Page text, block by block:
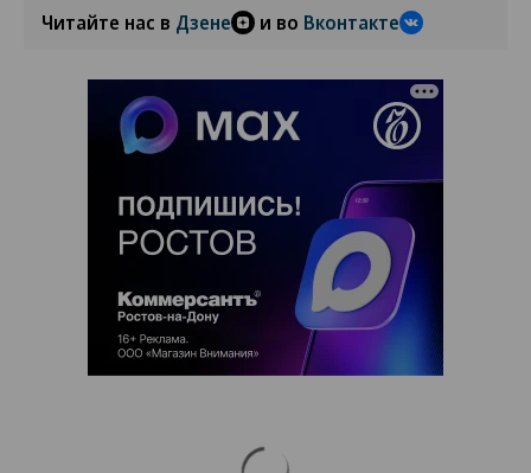
Читайте нас в Дзене и во Вконтакте